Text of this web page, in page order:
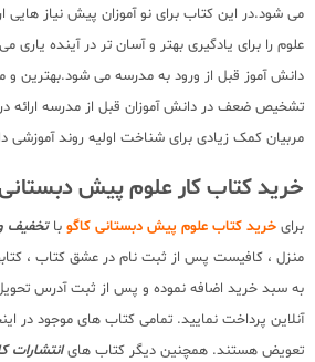
می شود.در این کتاب برای نو آموزان پیش نیاز
علوم را برای یادگیری بهتر و آسان تر در آینده
دانش آموز قبل از ورود به مدرسه می شود.بهترین
تشخیص ضعف در دانش آموزان قبل از مدرسه ارائه
مربیان کمک زیادی برای شناخت اولیه روند آموزشی
خرید کتاب کار علوم پیش
برای خرید کتاب علوم پیش دبستانی کاگو باتخفیف
منزل ، کافیست پس از ثبت نام در عشق کتاب ،
به سبد خرید اضافه نموده و پس از ثبت آدرس
آنلاین پرداخت نمایید. تمامی کتاب های موجود در
تعویض هستند. همچنین دیگر کتاب هایانتشارات